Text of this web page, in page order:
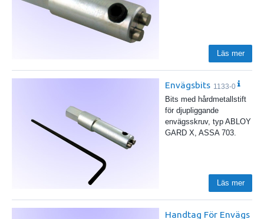
Läs mer
Envägsbits 1133-0
Bits med hårdmetallstift
för djupliggande
envägsskruv, typ ABLOY
GARD X, ASSA 703.
Läs mer
Handtag För Envägs